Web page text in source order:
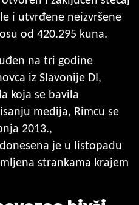
i utvrđene neizvršene
od 420.295 kuna.
na tri godine
iz Slavonije DI,
koja se bavila
medija, Rimcu se
2013.,
je u listopadu
strankama krajem